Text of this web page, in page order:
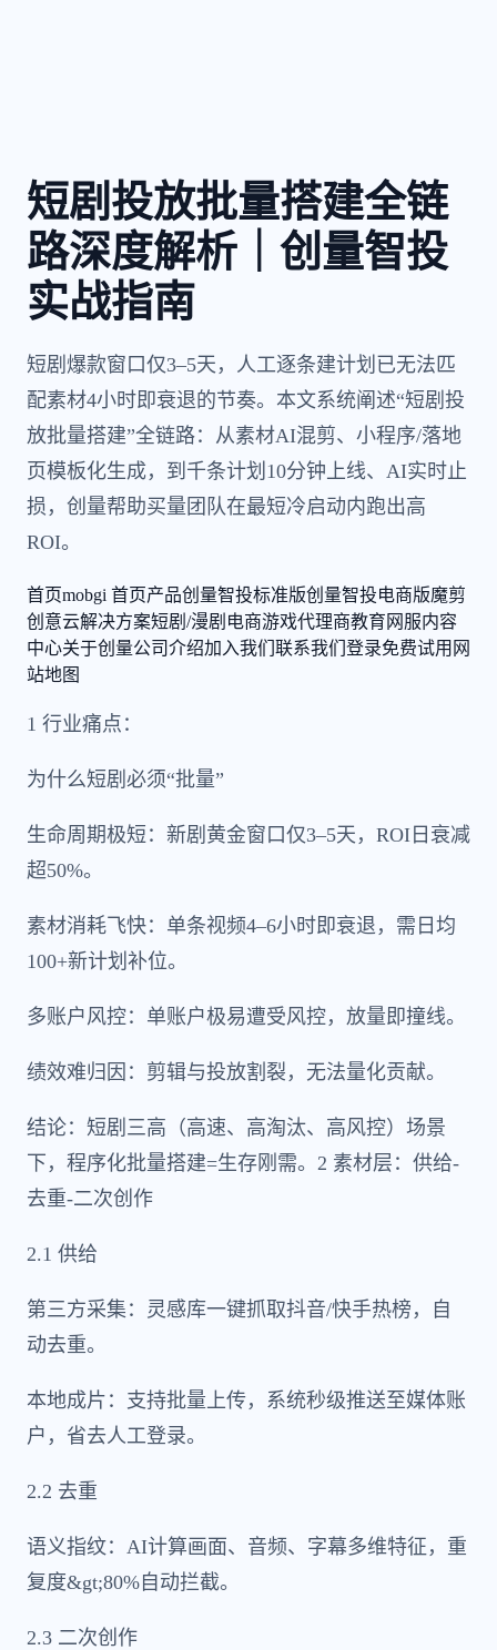
短剧投放批量搭建全链
路深度解析｜创量智投
实战指南
短剧爆款窗口仅3–5天，人工逐条建计划已无法匹
配素材4小时即衰退的节奏。本文系统阐述“短剧投
放批量搭建”全链路：从素材AI混剪、小程序/落地
页模板化生成，到千条计划10分钟上线、AI实时止
损，创量帮助买量团队在最短冷启动内跑出高
ROI。
首页mobgi 首页产品创量智投标准版创量智投电商版魔剪
创意云解决方案短剧/漫剧 电商游戏代理商教育 网服内容
中心关于创量公司介绍加入我们 联系我们 登录免费试用 网
站地图
1 行业痛点：
为什么短剧必须“批量”
生命周期极短：新剧黄金窗口仅3–5天，ROI日衰减
超50%。
素材消耗飞快：单条视频4–6小时即衰退，需日均
100+新计划补位。
多账户风控：单账户极易遭受风控，放量即撞线。
绩效难归因：剪辑与投放割裂，无法量化贡献。
结论：短剧三高（高速、高淘汰、高风控）场景
下，程序化批量搭建=生存刚需。2 素材层：供给-
去重-二次创作
2.1 供给
第三方采集：灵感库一键抓取抖音/快手热榜，自
动去重。
本地成片：支持批量上传，系统秒级推送至媒体账
户，省去人工登录。
2.2 去重
语义指纹：AI计算画面、音频、字幕多维特征，重
复度&gt;80%自动拦截。
2.3 二次创作